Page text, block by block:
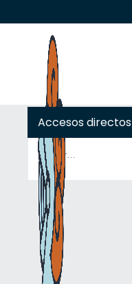
Accesos directos
Buscar: